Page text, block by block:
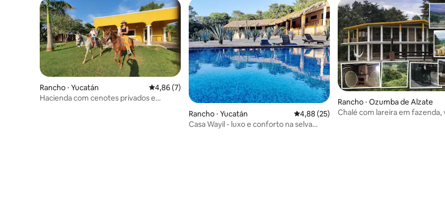
Rancho ⋅ Yucatán 4,86 de uma avaliação média de 5, 7 avaliações
4,86 (7)
Hacienda com cenotes privados e
Rancho ⋅ Yucatán 4,88 de uma avaliação média de 5, 25
4,88 (25)
Casa Wayil - luxo e conforto na selva
Rancho ⋅ Ozumba de Alzate
Chalé com lareira em fazenda,